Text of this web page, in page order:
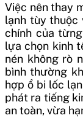
Việc nên thay
lạnh tùy thuộc
chính của
lựa chọn kinh
nén không rò
bình thường
hợp ổ bi lốc
phát ra tiếng
an toàn, vừa